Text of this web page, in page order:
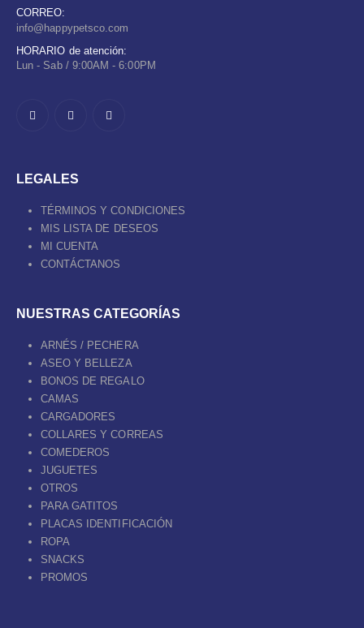
CORREO:
info@happypetsco.com
HORARIO de atención:
Lun - Sab / 9:00AM - 6:00PM
LEGALES
TÉRMINOS Y CONDICIONES
MIS LISTA DE DESEOS
MI CUENTA
CONTÁCTANOS
NUESTRAS CATEGORÍAS
ARNÉS / PECHERA
ASEO Y BELLEZA
BONOS DE REGALO
CAMAS
CARGADORES
COLLARES Y CORREAS
COMEDEROS
JUGUETES
OTROS
PARA GATITOS
PLACAS IDENTIFICACIÓN
ROPA
SNACKS
PROMOS